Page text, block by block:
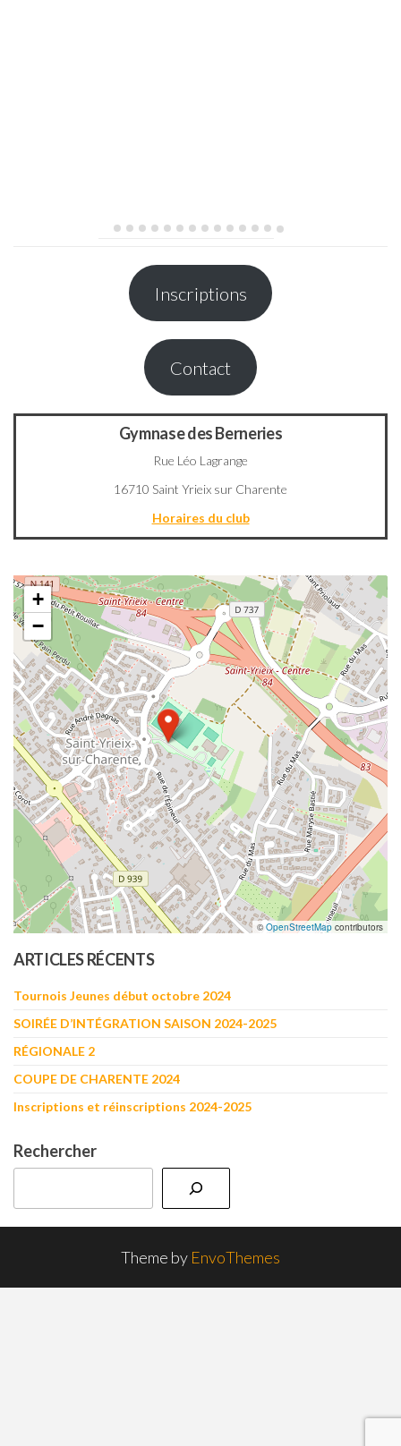
Inscriptions
Contact
Gymnase des Berneries
Rue Léo Lagrange
16710 Saint Yrieix sur Charente
Horaires du club
+
−
©OpenStreetMap contributors
ARTICLES RÉCENTS
Tournois Jeunes début octobre 2024
SOIRÉE D’INTÉGRATION SAISON 2024-2025
RÉGIONALE 2
COUPE DE CHARENTE 2024
Inscriptions et réinscriptions 2024-2025
Rechercher
Theme by EnvoThemes